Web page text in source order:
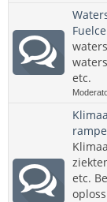
etc.
etc.